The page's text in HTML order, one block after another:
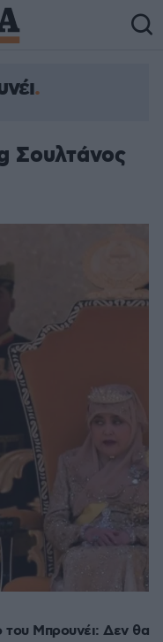
Σουλτάνος
Μπρουνέι: Δεν θα